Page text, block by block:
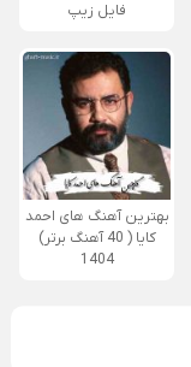
فایل زیپ
بهترین آهنگ های احمد
کایا ( 40 آهنگ برتر)
1404